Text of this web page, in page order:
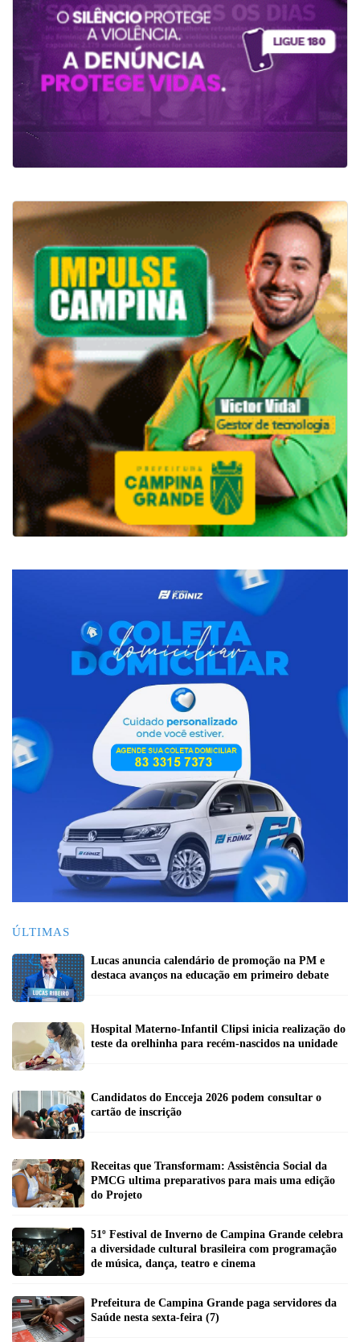
ÚLTIMAS
Lucas anuncia calendário de promoção na PM e
destaca avanços na educação em primeiro debate
Hospital Materno-Infantil Clipsi inicia realização do
teste da orelhinha para recém-nascidos na unidade
Candidatos do Encceja 2026 podem consultar o
cartão de inscrição
Receitas que Transformam: Assistência Social da
PMCG ultima preparativos para mais uma edição
do Projeto
51º Festival de Inverno de Campina Grande celebra
a diversidade cultural brasileira com programação
de música, dança, teatro e cinema
Prefeitura de Campina Grande paga servidores da
Saúde nesta sexta-feira (7)